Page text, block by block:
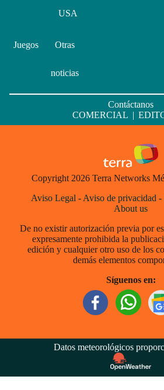
USA
Juegos Otras
noticias
Contáctanos
COMERCIAL |
Copyright 2026 Terra Networks
Aviso Legal - Aviso de privacidad -
About us
De no existir autorización previa por
expresamente prohibida la
edición y cualquier otro uso de los
demás elementos
Síguenos en:
Datos meteorológicos